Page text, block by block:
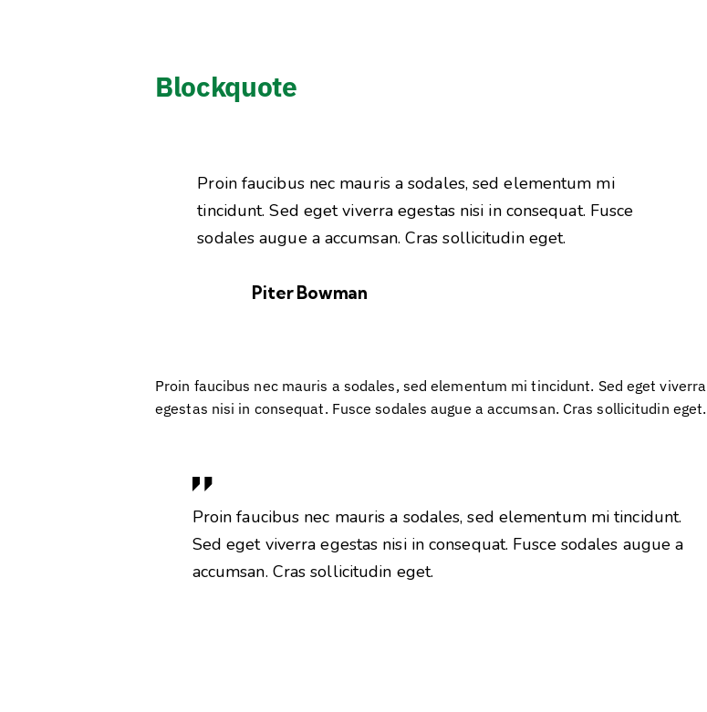
Blockquote
Proin faucibus nec mauris a sodales, sed elementum mi
tincidunt. Sed eget viverra egestas nisi in consequat. Fusce
sodales augue a accumsan. Cras sollicitudin eget.
Piter Bowman
Proin faucibus nec mauris a sodales, sed elementum mi tincidunt. Sed eget viverra
egestas nisi in consequat. Fusce sodales augue a accumsan. Cras sollicitudin eget.
Proin faucibus nec mauris a sodales, sed elementum mi tincidunt.
Sed eget viverra egestas nisi in consequat. Fusce sodales augue a
accumsan. Cras sollicitudin eget.